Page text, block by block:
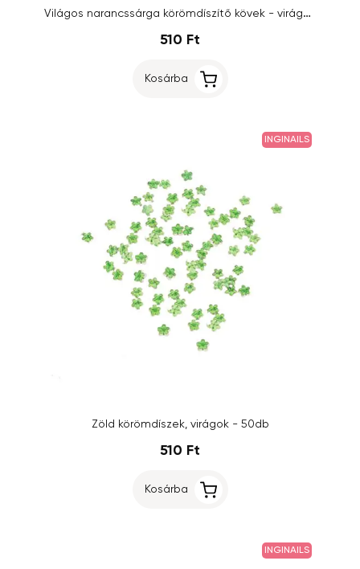
Világos narancssárga körömdíszítő kövek - virágok, 50db
510 Ft
Kosárba
INGINAILS
Zöld körömdíszek, virágok - 50db
510 Ft
Kosárba
INGINAILS